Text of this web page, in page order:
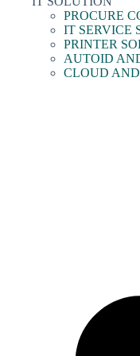
PROCURE
IT SERVICE
PRINTER
AUTOID
CLOUD